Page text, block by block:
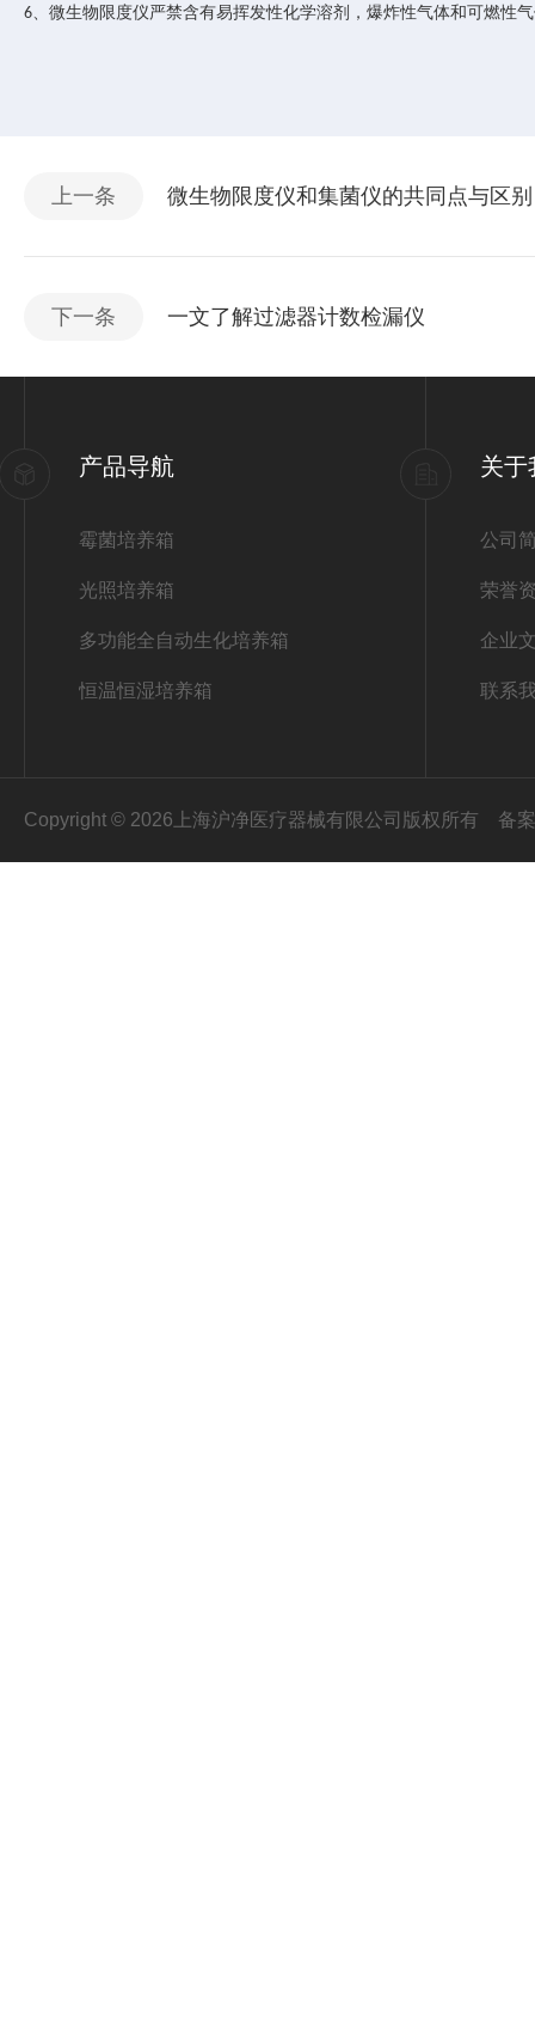
6、微生物限度仪严禁含有易挥发性化学溶剂，爆炸性气体和可燃性
上一条 微生物限度仪和集菌仪的共同点与区别
下一条 一文了解过滤器计数检漏仪
产品导航
霉菌培养箱
光照培养箱
多功能全自动生化培养箱
恒温恒湿培养箱
关于
公司
荣誉
企业
联系
Copyright © 2026上海沪净医疗器械有限公司版权所有 备